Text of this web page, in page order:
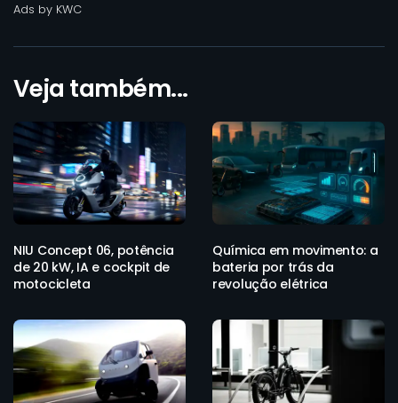
Ads by KWC
Veja também...
NIU Concept 06, potência
de 20 kW, IA e cockpit de
motocicleta
Química em movimento: a
bateria por trás da
revolução elétrica